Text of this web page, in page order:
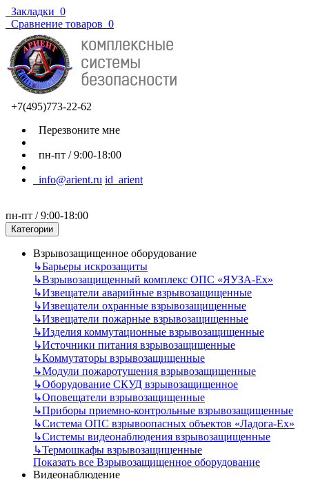
Закладки 0
Сравнение товаров 0
+7(495)773-22-62
Перезвоните мне
пн-пт / 9:00-18:00
info@arient.ru id_arient
пн-пт / 9:00-18:00
Категории
Взрывозащищенное оборудование
↳Барьеры искрозащиты
↳Взрывозащищенный комплекс ОПС «ЯУЗА-Ех»
↳Извещатели аварийные взрывозащищенные
↳Извещатели охранные взрывозащищенные
↳Извещатели пожарные взрывозащищенные
↳Изделия коммутационные взрывозащищенные
↳Источники питания взрывозащищенные
↳Коммутаторы взрывозащищенные
↳Модули пожаротушения взрывозащищенные
↳Оборудование СКУД взрывозащищенное
↳Оповещатели взрывозащищенные
↳Приборы приемно-контрольные взрывозащищенные
↳Система ОПС взрывоопасных объектов «Ладога-Ex»
↳Системы видеонаблюдения взрывозащищенные
↳Термошкафы взрывозащищенные
Показать все Взрывозащищенное оборудование
Видеонаблюдение